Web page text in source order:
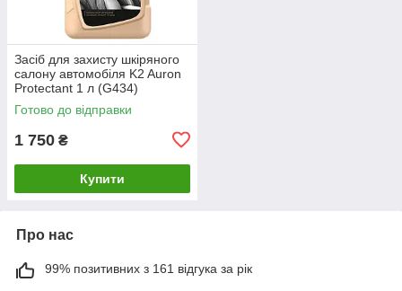
Засіб для захисту шкіряного
салону автомобіля K2 Auron
Protectant 1 л (G434)
Готово до відправки
1 750 ₴
Купити
Про нас
99% позитивних з 161 відгука за рік